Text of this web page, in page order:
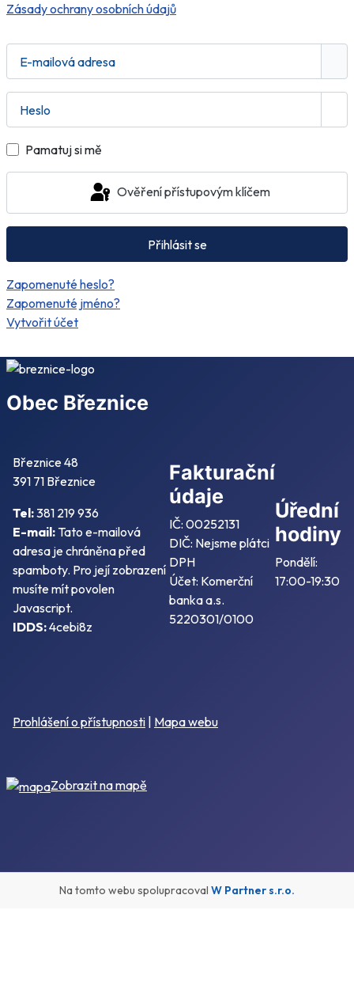
Zásady ochrany osobních údajů
Pamatuj si mě
Ověření přístupovým klíčem
Přihlásit se
Zapomenuté heslo?
Zapomenuté jméno?
Vytvořit účet
Obec Březnice
Březnice 48
391 71 Březnice
Tel:381 219 936
E-mail: Tato e-mailová
adresa je chráněna před
spamboty. Pro její zobrazení
musíte mít povolen
Javascript.
IDDS:4cebi8z
Fakturační
údaje
IČ: 00252131
DIČ: Nejsme plátci
DPH
Účet: Komerční
banka a.s.
5220301/0100
Úřední
hodiny
Pondělí:
17:00-19:30
Prohlášení o přístupnosti | Mapa webu
Zobrazit na mapě
Na tomto webu spolupracoval W Partner s.r.o.